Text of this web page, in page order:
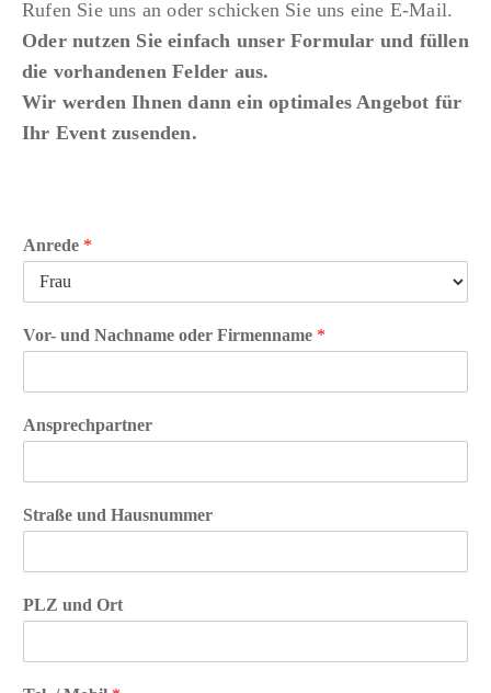
Rufen Sie uns an oder schicken Sie uns eine E-Mail.
Oder nutzen Sie einfach unser Formular und füllen
die vorhandenen Felder aus.
Wir werden Ihnen dann ein optimales Angebot für
Ihr Event zusenden.
Anrede *
Vor- und Nachname oder Firmenname *
Ansprechpartner
Straße und Hausnummer
PLZ und Ort